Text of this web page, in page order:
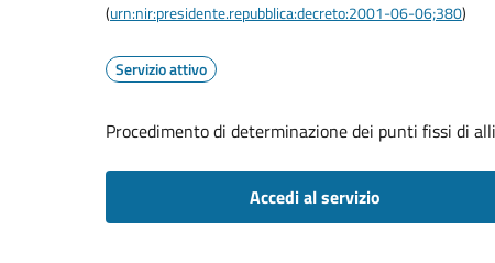
(urn:nir:presidente.repubblica:decreto:2001-06-06;380)
Servizio attivo
Procedimento di determinazione dei punti fissi di
Accedi al servizio